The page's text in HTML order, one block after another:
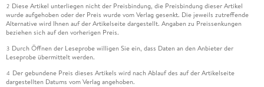
2 Diese Artikel unterliegen nicht der Preisbindung, die Preisbindung dieser Artikel
wurde aufgehoben oder der Preis wurde vom Verlag gesenkt. Die jeweils zutreffende
Alternative wird Ihnen auf der Artikelseite dargestellt. Angaben zu Preissenkungen
beziehen sich auf den vorherigen Preis.
3 Durch Öffnen der Leseprobe willigen Sie ein, dass Daten an den Anbieter der
Leseprobe übermittelt werden.
4 Der gebundene Preis dieses Artikels wird nach Ablauf des auf der Artikelseite
dargestellten Datums vom Verlag angehoben.